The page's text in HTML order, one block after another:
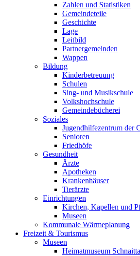
Zahlen und Statistiken
Gemeindeteile
Geschichte
Lage
Leitbild
Partnergemeinden
Wappen
Bildung
Kinderbetreuung
Schulen
Sing- und Musikschule
Volkshochschule
Gemeindebücherei
Soziales
Jugendhilfezentrum der
Senioren
Friedhöfe
Gesundheit
Ärzte
Apotheken
Krankenhäuser
Tierärzte
Einrichtungen
Kirchen, Kapellen und
Museen
Kommunale Wärmeplanung
Freizeit & Tourismus
Museen
Heimatmuseum